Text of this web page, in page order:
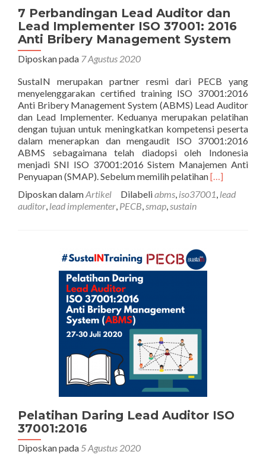
7 Perbandingan Lead Auditor dan
Lead Implementer ISO 37001: 2016
Anti Bribery Management System
Diposkan pada 7 Agustus 2020
SustaIN merupakan partner resmi dari PECB yang
menyelenggarakan certified training ISO 37001:2016
Anti Bribery Management System (ABMS) Lead Auditor
dan Lead Implementer. Keduanya merupakan pelatihan
dengan tujuan untuk meningkatkan kompetensi peserta
dalam menerapkan dan mengaudit ISO 37001:2016
ABMS sebagaimana telah diadopsi oleh Indonesia
menjadi SNI ISO 37001:2016 Sistem Manajemen Anti
Penyuapan (SMAP). Sebelum memilih pelatihanSelengkapnya
Perbandingan
[…]
Diposkan dalamArtikel Dilabeliabms, iso37001, lead
auditor, lead implementer, PECB,smap,sustain
Pelatihan Daring Lead Auditor ISO
37001:2016
Diposkan pada 5 Agustus 2020